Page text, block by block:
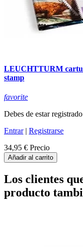
LEUCHTTURM
stamp
favorite
Debes de estar registrado
Entrar| Registrarse
34,95 € Precio
Añadir al carrito
Los clientes
producto